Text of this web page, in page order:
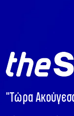
"Tώρα